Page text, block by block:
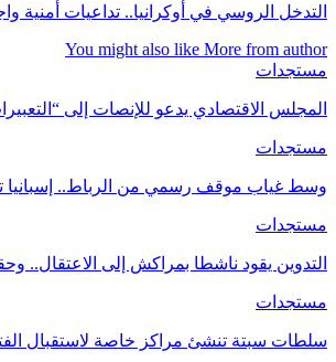
التدخل الروسي في أوكرانيا.. تداعيات أمنية
You might also like More from author
مستجدات
المجلس الاقتصادي يدعو للإنصات إلى
مستجدات
وسط غياب موقف رسمي من الرباط.. إسبانيا تتحرك لحماية نحو 7
مستجدات
التدوين يقود ناشطا بمراكش إلى الاعتقال..
مستجدات
سلطات سبتة تنشئ مراكز خاصة لاستقبال الفتيات وتحصي 1342 قاصرا